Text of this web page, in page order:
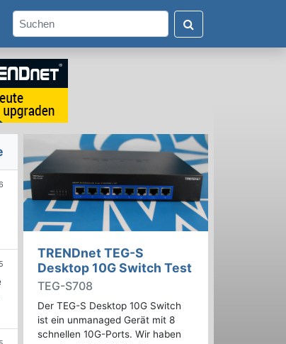
TRENDnet TEG-S
Desktop 10G Switch Test
TEG-S708
Der TEG-S Desktop 10G Switch
ist ein unmanaged Gerät mit 8
schnellen 10G-Ports. Wir haben